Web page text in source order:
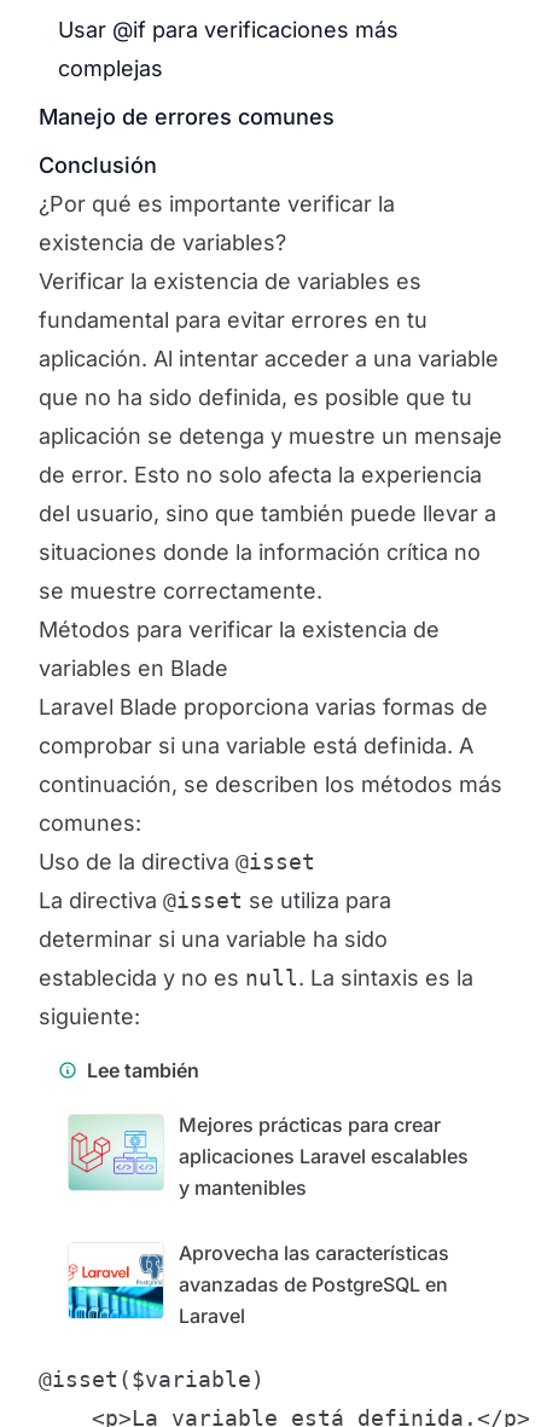
Usar @if para verificaciones más
complejas
Manejo de errores comunes
Conclusión
¿Por qué es importante verificar la
existencia de variables?
Verificar la existencia de variables es
fundamental para evitar errores en tu
aplicación. Al intentar acceder a una variable
que no ha sido definida, es posible que tu
aplicación se detenga y muestre un mensaje
de error. Esto no solo afecta la experiencia
del usuario, sino que también puede llevar a
situaciones donde la información crítica no
se muestre correctamente.
Métodos para verificar la existencia de
variables en Blade
Laravel Blade proporciona varias formas de
comprobar si una variable está definida. A
continuación, se describen los métodos más
comunes:
Uso de la directiva @isset
La directiva @isset se utiliza para
determinar si una variable ha sido
establecida y no es null. La sintaxis es la
siguiente:
Lee también
Mejores prácticas para crear
aplicaciones Laravel escalables
y mantenibles
Aprovecha las características
avanzadas de PostgreSQL en
Laravel
@isset($variable)
    <p>La variable está definida.</p>